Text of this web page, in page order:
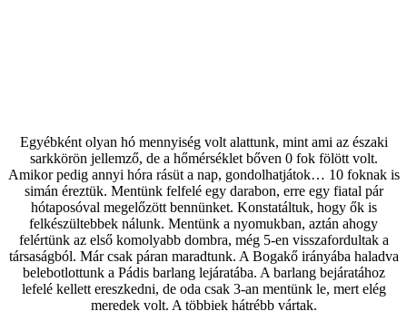
Egyébként olyan hó mennyiség volt alattunk, mint ami az északi
sarkkörön jellemző, de a hőmérséklet bőven 0 fok fölött volt.
Amikor pedig annyi hóra rásüt a nap, gondolhatjátok… 10 foknak is
simán éreztük. Mentünk felfelé egy darabon, erre egy fiatal pár
hótaposóval megelőzött bennünket. Konstatáltuk, hogy ők is
felkészültebbek nálunk. Mentünk a nyomukban, aztán ahogy
felértünk az első komolyabb dombra, még 5-en visszafordultak a
társaságból. Már csak páran maradtunk. A Bogakő irányába haladva
belebotlottunk a Pádis barlang lejáratába. A barlang bejáratához
lefelé kellett ereszkedni, de oda csak 3-an mentünk le, mert elég
meredek volt. A többiek hátrébb vártak.